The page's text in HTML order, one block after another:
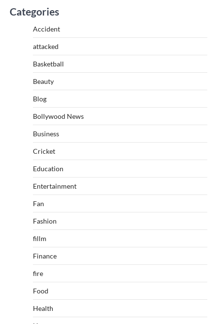
Categories
Accident
attacked
Basketball
Beauty
Blog
Bollywood News
Business
Cricket
Education
Entertainment
Fan
Fashion
fillm
Finance
fire
Food
Health